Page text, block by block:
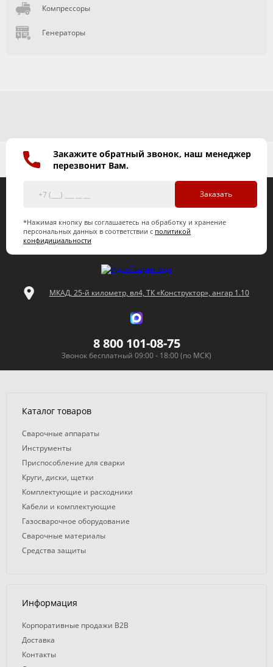
Компрессоры
Генераторы
Закажите обратный звонок, наш менеджер
перезвонит Вам.
Заказать
*Нажимая кнопку вы соглашаетесь на обработку и хранение
персональных данных в соответствии с политикой
конфидициальности
МКАД, 25-й километр, вл4, ТК «Конструктор», ангар 1.10
8 800 101-08-75
Звонок бесплатный 09:00 - 18:00 (по МСК)
Каталог товаров
Сварочные аппараты
Инструменты
Приспособление для сварки
Круги, диски, щетки
Комплектующие и расходники
Кабели и комплектующие
Газосварочное оборудование
Сварочные материалы
Средства защиты
Информация
Корпоративные продажи B2B
Доставка
Контакты